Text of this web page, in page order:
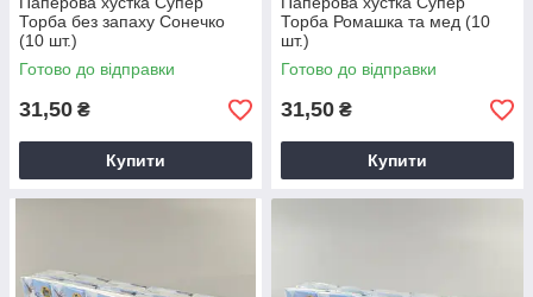
Торба без запаху Сонечко
(10 шт.)
Готово до відправки
31,50 ₴
Купити
Торба Ромашка та мед (10
шт.)
Готово до відправки
31,50 ₴
Купити